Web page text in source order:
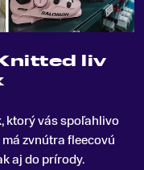
liv
ktorý vás spoľahlivo
zvnútra fleecovú
aj do prírody.